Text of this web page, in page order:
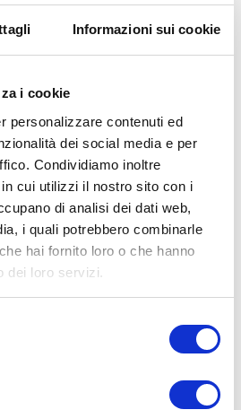
Informazioni sui cookie
i cookie
personalizzare contenuti ed
dei social media e per
Condividiamo inoltre
cui utilizzi il nostro sito con i
di analisi dei dati web,
i quali potrebbero combinarle
hai fornito loro o che hanno
dei loro servizi.
ORARI